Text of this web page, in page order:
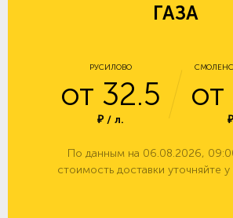
ГАЗА
РУСИЛОВО
от 32.5
₽ / л.
от
По данным на 06.08.2026,
стоимость доставки уточняйте